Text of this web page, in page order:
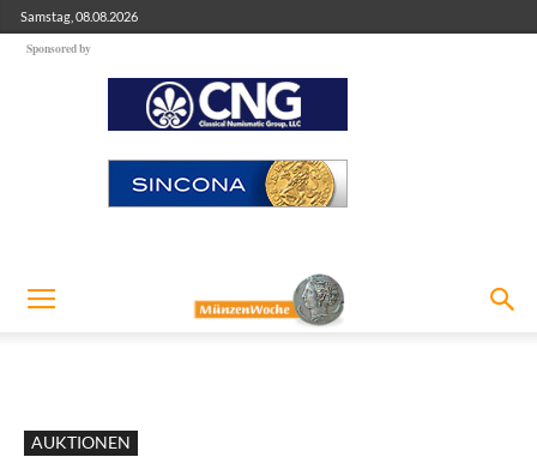
Samstag, 08.08.2026
Sponsored by
AUKTIONEN